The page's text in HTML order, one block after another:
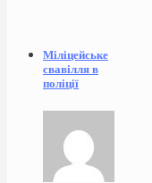
Міліцейське
свавілля в
поліції